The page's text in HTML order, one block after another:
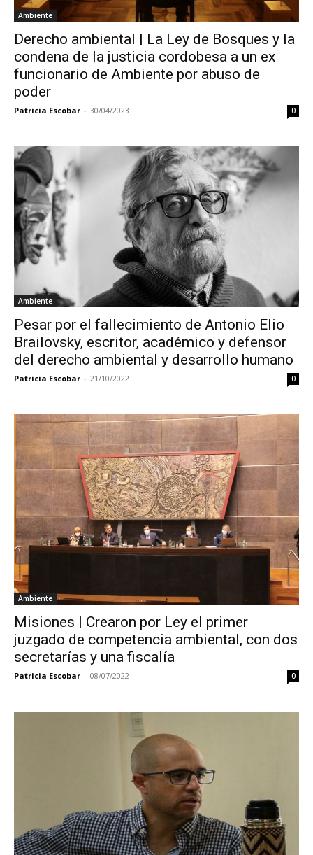
Ambiente
Derecho ambiental | La Ley de Bosques y la
condena de la justicia cordobesa a un ex
funcionario de Ambiente por abuso de
poder
Patricia Escobar - 30/04/2023 0
Ambiente
Pesar por el fallecimiento de Antonio Elio
Brailovsky, escritor, académico y defensor
del derecho ambiental y desarrollo humano
Patricia Escobar - 21/10/2022 0
Ambiente
Misiones | Crearon por Ley el primer
juzgado de competencia ambiental, con dos
secretarías y una fiscalía
Patricia Escobar - 08/07/2022 0